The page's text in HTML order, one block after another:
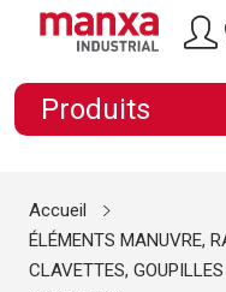
Produits
Accueil
ÉLÉMENTS MANUVRE,
CLAVETTES,